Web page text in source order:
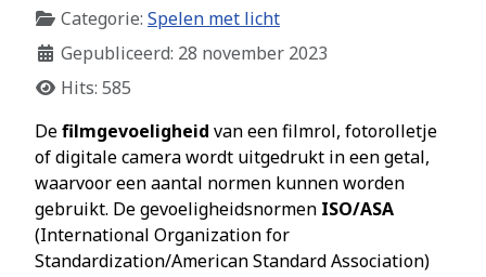
Categorie: Spelen met licht
Gepubliceerd: 28 november 2023
Hits: 585
Defilmgevoeligheid van een filmrol, fotorolletje
of digitale camera wordt uitgedrukt in een getal,
waarvoor een aantal normen kunnen worden
gebruikt. De gevoeligheidsnormen ISO/ASA
(International Organization for
Standardization/American Standard Association)